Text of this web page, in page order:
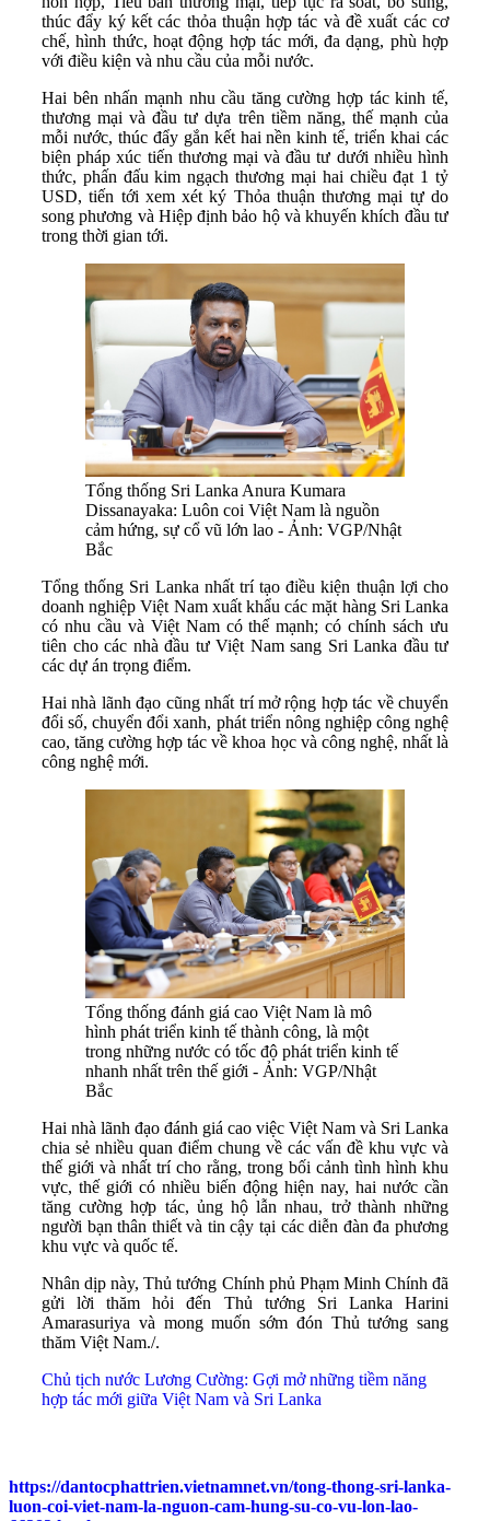
thúc đẩy ký kết các thỏa thuận hợp tác và đề xuất các cơ
chế, hình thức, hoạt động hợp tác mới, đa dạng, phù hợp
với điều kiện và nhu cầu của mỗi nước.
Hai bên nhấn mạnh nhu cầu tăng cường hợp tác kinh tế,
thương mại và đầu tư dựa trên tiềm năng, thế mạnh của
mỗi nước, thúc đẩy gắn kết hai nền kinh tế, triển khai các
biện pháp xúc tiến thương mại và đầu tư dưới nhiều hình
thức, phấn đấu kim ngạch thương mại hai chiều đạt 1 tỷ
USD, tiến tới xem xét ký Thỏa thuận thương mại tự do
song phương và Hiệp định bảo hộ và khuyến khích đầu tư
trong thời gian tới.
Tổng thống Sri Lanka Anura Kumara
Dissanayaka: Luôn coi Việt Nam là nguồn
cảm hứng, sự cổ vũ lớn lao - Ảnh: VGP/Nhật
Bắc
Tổng thống Sri Lanka nhất trí tạo điều kiện thuận lợi cho
doanh nghiệp Việt Nam xuất khẩu các mặt hàng Sri Lanka
có nhu cầu và Việt Nam có thế mạnh; có chính sách ưu
tiên cho các nhà đầu tư Việt Nam sang Sri Lanka đầu tư
các dự án trọng điểm.
Hai nhà lãnh đạo cũng nhất trí mở rộng hợp tác về chuyển
đổi số, chuyển đổi xanh, phát triển nông nghiệp công nghệ
cao, tăng cường hợp tác về khoa học và công nghệ, nhất là
công nghệ mới.
Tổng thống đánh giá cao Việt Nam là mô
hình phát triển kinh tế thành công, là một
trong những nước có tốc độ phát triển kinh tế
nhanh nhất trên thế giới - Ảnh: VGP/Nhật
Bắc
Hai nhà lãnh đạo đánh giá cao việc Việt Nam và Sri Lanka
chia sẻ nhiều quan điểm chung về các vấn đề khu vực và
thế giới và nhất trí cho rằng, trong bối cảnh tình hình khu
vực, thế giới có nhiều biến động hiện nay, hai nước cần
tăng cường hợp tác, ủng hộ lẫn nhau, trở thành những
người bạn thân thiết và tin cậy tại các diễn đàn đa phương
khu vực và quốc tế.
Nhân dịp này, Thủ tướng Chính phủ Phạm Minh Chính đã
gửi lời thăm hỏi đến Thủ tướng Sri Lanka Harini
Amarasuriya và mong muốn sớm đón Thủ tướng sang
thăm Việt Nam./.
Chủ tịch nước Lương Cường: Gợi mở những tiềm năng
hợp tác mới giữa Việt Nam và Sri Lanka
https://dantocphattrien.vietnamnet.vn/tong-thong-sri-lanka-
luon-coi-viet-nam-la-nguon-cam-hung-su-co-vu-lon-lao-